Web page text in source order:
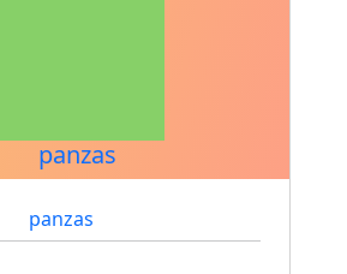
panzas
panzas